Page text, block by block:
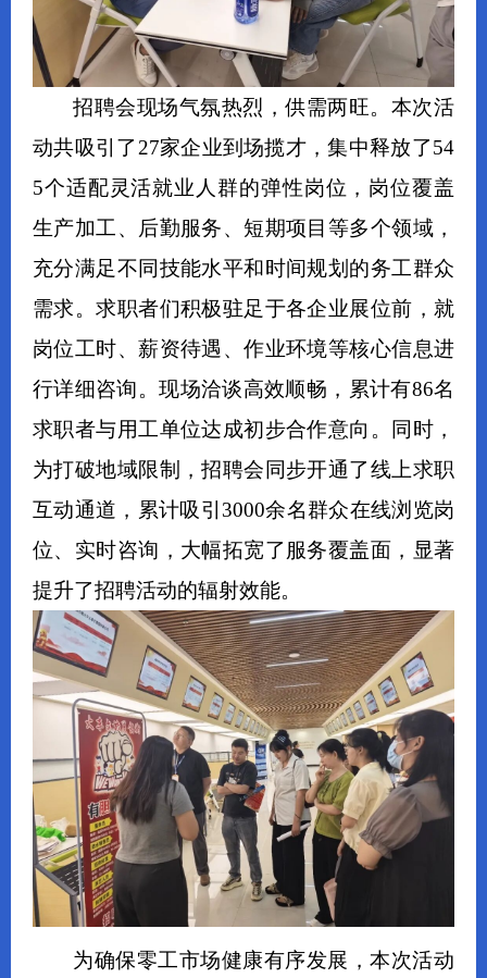
招聘会现场气氛热烈，供需两旺。本次活
动共吸引了27家企业到场揽才，集中释放了54
5个适配灵活就业人群的弹性岗位，岗位覆盖
生产加工、后勤服务、短期项目等多个领域，
充分满足不同技能水平和时间规划的务工群众
需求。求职者们积极驻足于各企业展位前，就
岗位工时、薪资待遇、作业环境等核心信息进
行详细咨询。现场洽谈高效顺畅，累计有86名
求职者与用工单位达成初步合作意向。同时，
为打破地域限制，招聘会同步开通了线上求职
互动通道，累计吸引3000余名群众在线浏览岗
位、实时咨询，大幅拓宽了服务覆盖面，显著
提升了招聘活动的辐射效能。
为确保零工市场健康有序发展，本次活动